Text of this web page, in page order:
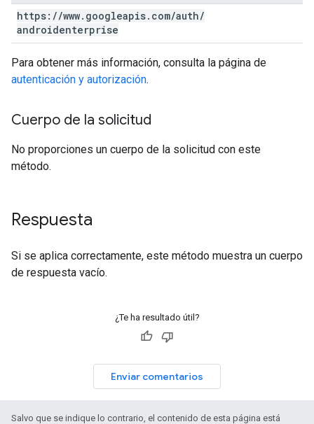
https: //www. googleapis. com/auth/
androidenterprise
Para obtener más información, consulta la página de
autenticación y autorización.
Cuerpo de la solicitud
No proporciones un cuerpo de la solicitud con este
método.
Respuesta
Si se aplica correctamente, este método muestra un cuerpo
de respuesta vacío.
¿Te ha resultado útil?
Enviar comentarios
Salvo que se indique lo contrario, el contenido de esta página está